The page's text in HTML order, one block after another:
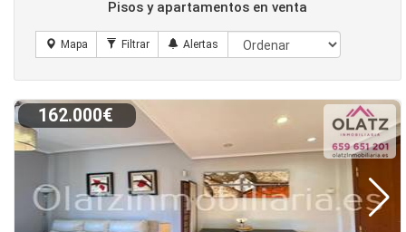
Pisos y apartamentos en venta
162.000€